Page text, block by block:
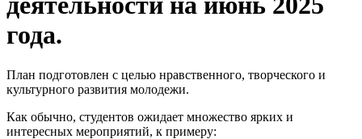
года.
План подготовлен с целью нравственного, творческого и
культурного развития молодежи.
Как обычно, студентов ожидает множество ярких и
интересных мероприятий, к примеру: